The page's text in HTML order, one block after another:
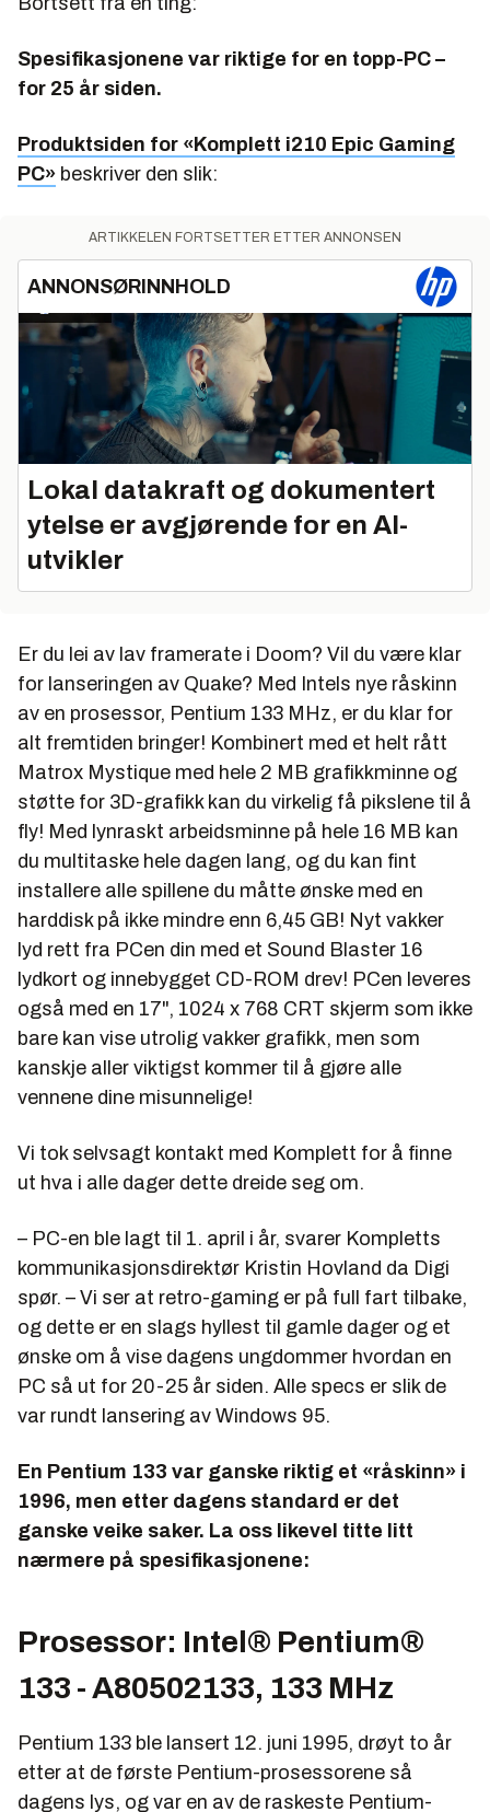
Spesifikasjonene var riktige for en topp-PC –
for 25 år siden.
Produktsiden for «Komplett i210 Epic Gaming
PC» beskriver den slik:
ARTIKKELEN FORTSETTER ETTER ANNONSEN
ANNONSØRINNHOLD
Lokal datakraft og dokumentert
ytelse er avgjørende for en AI-
utvikler
Er du lei av lav framerate i Doom? Vil du være klar
for lanseringen av Quake? Med Intels nye råskinn
av en prosessor, Pentium 133 MHz, er du klar for
alt fremtiden bringer! Kombinert med et helt rått
Matrox Mystique med hele 2 MB grafikkminne og
støtte for 3D-grafikk kan du virkelig få pikslene til å
fly! Med lynraskt arbeidsminne på hele 16 MB kan
du multitaske hele dagen lang, og du kan fint
installere alle spillene du måtte ønske med en
harddisk på ikke mindre enn 6,45 GB! Nyt vakker
lyd rett fra PCen din med et Sound Blaster 16
lydkort og innebygget CD-ROM drev! PCen leveres
også med en 17", 1024 x 768 CRT skjerm som ikke
bare kan vise utrolig vakker grafikk, men som
kanskje aller viktigst kommer til å gjøre alle
vennene dine misunnelige!
Vi tok selvsagt kontakt med Komplett for å finne
ut hva i alle dager dette dreide seg om.
– PC-en ble lagt til 1. april i år, svarer Kompletts
kommunikasjonsdirektør Kristin Hovland da Digi
spør. – Vi ser at retro-gaming er på full fart tilbake,
og dette er en slags hyllest til gamle dager og et
ønske om å vise dagens ungdommer hvordan en
PC så ut for 20-25 år siden. Alle specs er slik de
var rundt lansering av Windows 95.
En Pentium 133 var ganske riktig et «råskinn» i
1996, men etter dagens standard er det
ganske veike saker. La oss likevel titte litt
nærmere på spesifikasjonene:
Prosessor: Intel® Pentium®
133 - A80502133, 133 MHz
Pentium 133 ble lansert 12. juni 1995, drøyt to år
etter at de første Pentium-prosessorene så
dagens lys, og var en av de raskeste Pentium-